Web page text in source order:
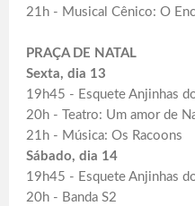
21h - Musical Cênico: O
PRAÇA DE NATAL
Sexta, dia 13
19h45 - Esquete Anjinhas
20h - Teatro: Um amor de
21h - Música: Os Racoons
Sábado, dia 14
19h45 - Esquete Anjinhas
20h - Banda S2